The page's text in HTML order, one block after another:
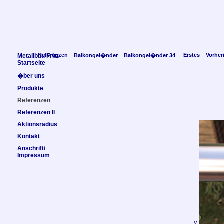
Referenzen Balkongel�nder Balkongel�nder 34 Erstes
v
Metallbau Fritz
Startseite
�ber uns
Produkte
Referenzen
Referenzen II
Aktionsradius
Kontakt
Anschrift/
Impressum